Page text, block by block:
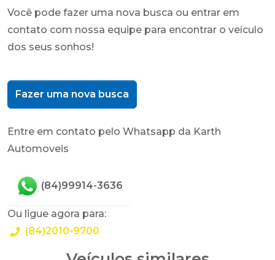
Você pode fazer uma nova busca ou entrar em
contato com nossa equipe para encontrar o veículo
dos seus sonhos!
Fazer uma nova busca
Entre em contato pelo Whatsapp da Karth
Automoveis
(84)99914-3636
Ou ligue agora para:
(84)2010-9700